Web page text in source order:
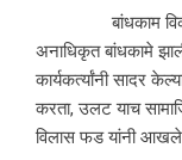
बांधकाम विकास
अनाधिकृत बांधकामे
कार्यकर्त्यांनी सादर
करता, उलट याच
विलास फड यांनी